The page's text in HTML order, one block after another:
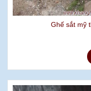
Ghế sắt mỹ